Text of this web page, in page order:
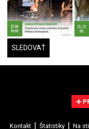
SLEDOVAŤ
Kontakt Štatistiky Na